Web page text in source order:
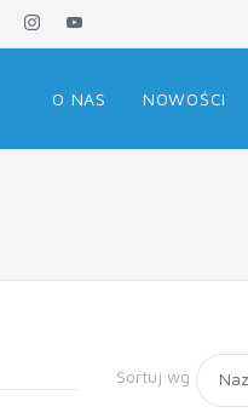
O NAS NOWOŚCI
Sortuj wg